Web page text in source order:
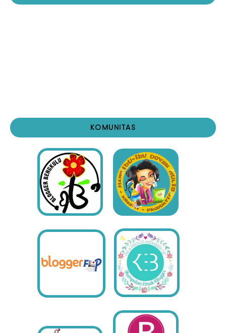
KOMUNITAS